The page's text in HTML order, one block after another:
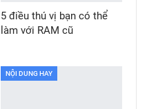
5 điều thú vị bạn có thể
làm với RAM cũ
NỘI DUNG HAY